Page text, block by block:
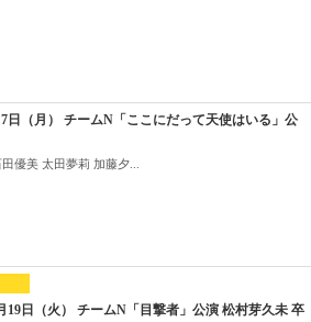
7日（月） チームN「ここにだって天使はいる」公
優美 太田夢莉 加藤夕...
19日（火） チームN「目撃者」公演 松村芽久未 卒